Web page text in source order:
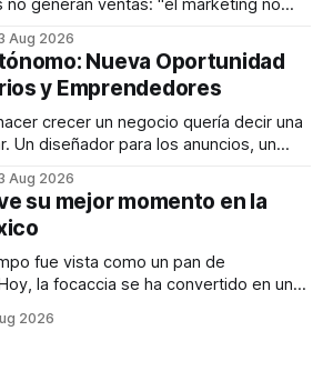
no generan ventas: "el marketing no
suele estar en otro lugar. Durante
podcast SER PRO, el especialista en
que
Aug 2026
Nueva Oportunidad
y Emprendedores
crecer un negocio quería decir una
Un diseñador para los anuncios, un
que supiera de publicidad digital
un vendedor para atender
y —con suerte— una persona
Aug 2026
su mejor momento en la
fue vista como un pan de
la focaccia se ha convertido en uno
de calidad y experiencias que
2026